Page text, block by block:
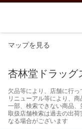
マップを見る
杏林堂ドラッグ
欠品等により、店舗に行
リニューアル等により、
一部、検索できない商品
取扱店舗検索は過去の出
なる場合がございます